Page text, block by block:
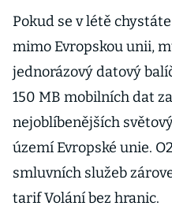
Pokud se v létě
mimo Evropskou unii,
jednorázový datový
150 MB mobilních dat
nejoblíbenějších
území Evropské unie.
smluvních služeb
tarif Volání bez hranic.